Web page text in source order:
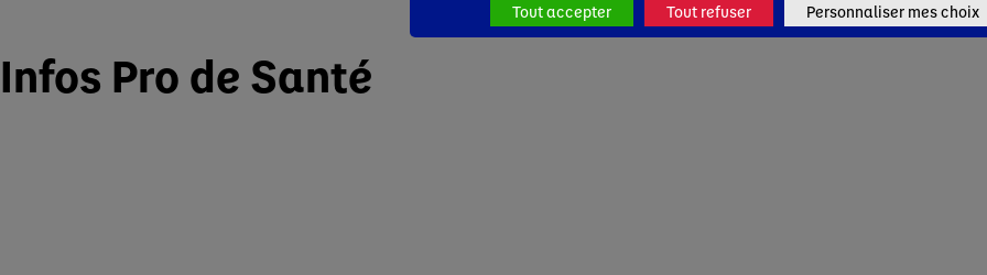
Infos Pro de Santé
Tout accepter Tout refuser Personnaliser mes choix